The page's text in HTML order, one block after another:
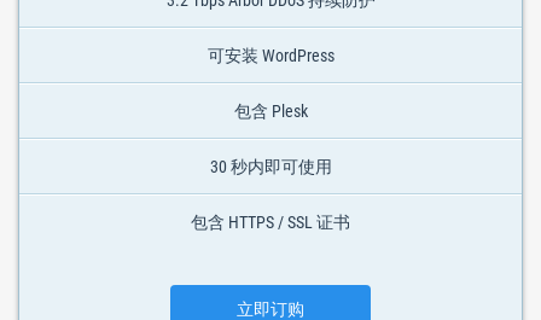
可安装 WordPress
包含 Plesk
30 秒内即可使用
包含 HTTPS / SSL 证书
立即订购